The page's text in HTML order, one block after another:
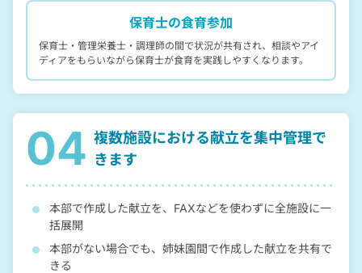
保育士の食育参加
保育士・管理栄養士・調理師の間で状況が共有され、相談やアイ
ディアをもらいながら保育士が食育を実践しやすくなります。
04 複数施設における献立を集中管理で
きます
本部で作成した献立を、FAXなどを使わずに全施設に一
括展開
本部がない場合でも、姉妹園間で作成した献立を共有で
きる